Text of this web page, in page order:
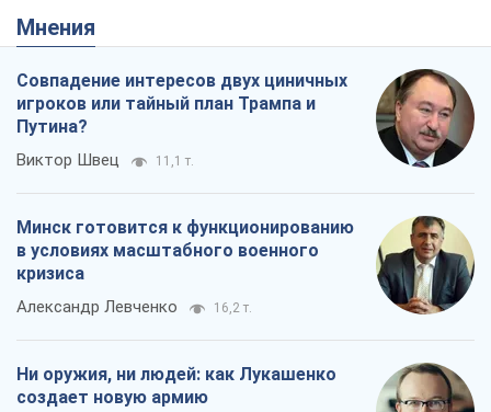
Мнения
Совпадение интересов двух циничных
игроков или тайный план Трампа и
Путина?
Виктор Швец 11,1 т.
Минск готовится к функционированию
в условиях масштабного военного
кризиса
Александр Левченко 16,2 т.
Ни оружия, ни людей: как Лукашенко
создает новую армию